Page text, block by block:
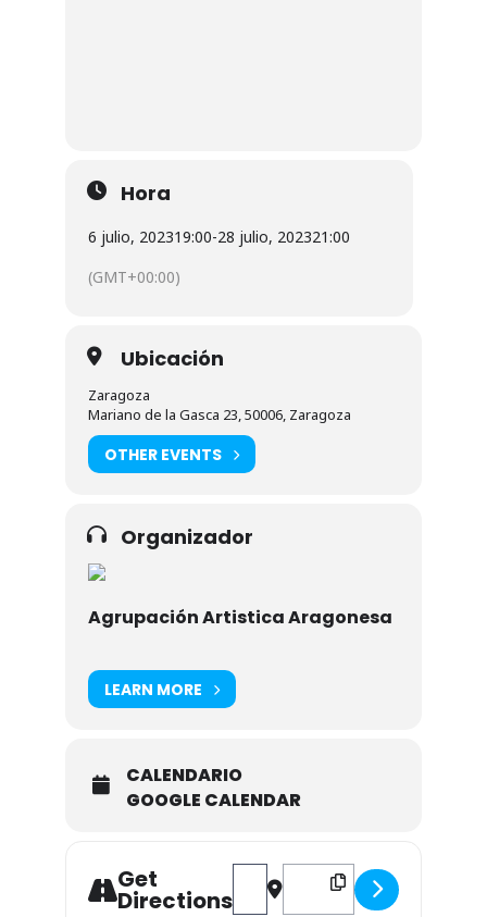
Hora
6 julio, 202319:00-28 julio, 202321:00
(GMT+00:00)
Ubicación
Zaragoza
Mariano de la Gasca 23, 50006, Zaragoza
OTHER EVENTS
Organizador
Agrupación Artistica Aragonesa
LEARN MORE
CALENDARIO
GOOGLE CALENDAR
Get
Directions
Address - COLECTIVO "LAS
Destination Address -